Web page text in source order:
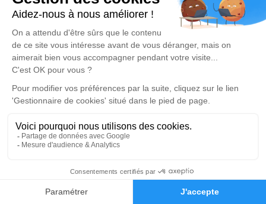
Faire-part Hommages
poèmes ou des textes. Cet endroit est un lieu
d'expression dédié à honorer la mémoire de Francis
SEGUINARD.
Un service de plantation d’arbre hommage est
disponible ici.
Je rends hommage
Cérémonie religieuse
Église Saint Mathias de Barbezieux-Saint-Hilaire
Rue Victor Hugo